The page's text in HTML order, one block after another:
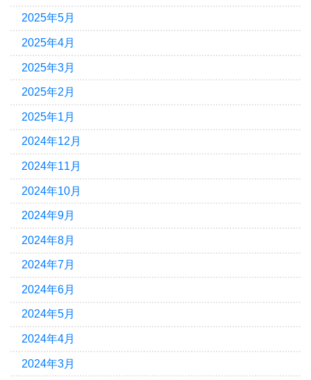
2025年5月
2025年4月
2025年3月
2025年2月
2025年1月
2024年12月
2024年11月
2024年10月
2024年9月
2024年8月
2024年7月
2024年6月
2024年5月
2024年4月
2024年3月